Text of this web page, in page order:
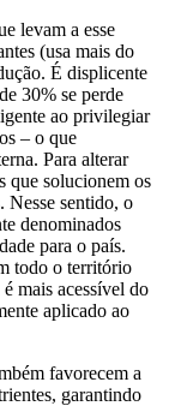
levam a esse
(usa mais do
É displicente
30% se perde
ao privilegiar
– o que
Para alterar
que solucionem os
Nesse sentido, o
denominados
para o país.
todo o território
mais acessível do
aplicado ao
favorecem a
garantindo